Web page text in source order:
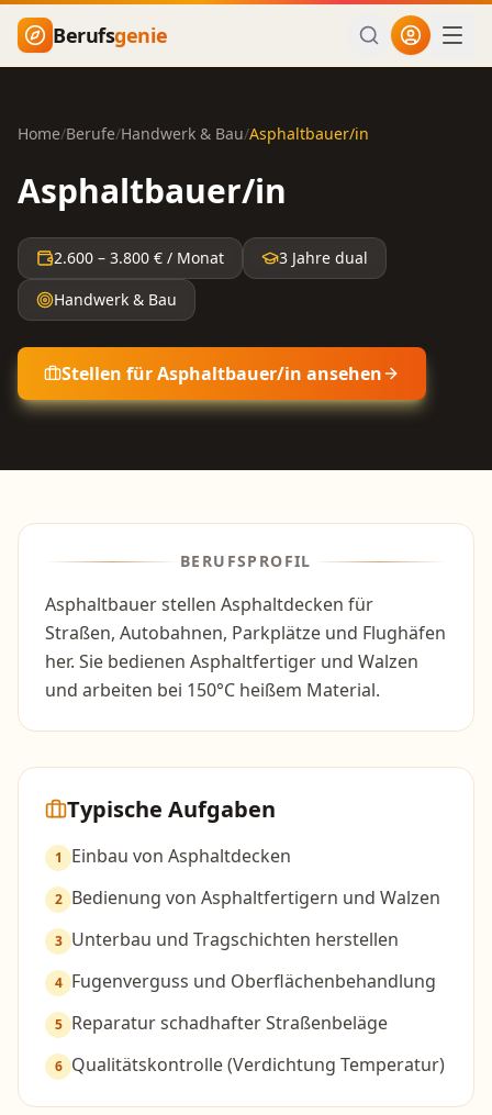
Zum Hauptinhalt springen
Berufsgenie
Home/Berufe/Handwerk & Bau/Asphaltbauer/in
Asphaltbauer/in
2.600 – 3.800 € / Monat
3 Jahre dual
Handwerk & Bau
Stellen fürAsphaltbauer/in ansehen
BERUFSPROFIL
Asphaltbauer stellen Asphaltdecken für
Straßen, Autobahnen, Parkplätze und Flughäfen
her. Sie bedienen Asphaltfertiger und Walzen
und arbeiten bei 150°C heißem Material.
Typische Aufgaben
1 Einbau von Asphaltdecken
2 Bedienung von Asphaltfertigern und Walzen
3 Unterbau und Tragschichten herstellen
4 Fugenverguss und Oberflächenbehandlung
5 Reparatur schadhafter Straßenbeläge
6 Qualitätskontrolle (Verdichtung Temperatur)